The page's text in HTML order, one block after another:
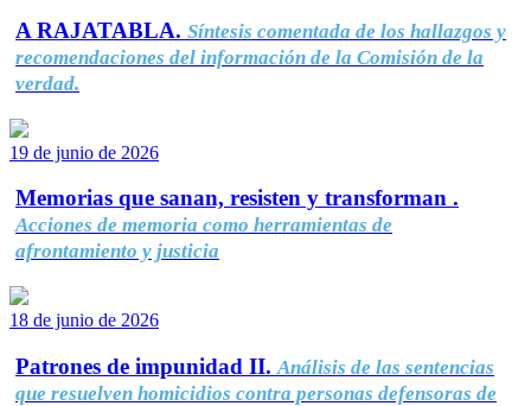
A RAJATABLA. Síntesis comentada de los hallazgos y
recomendaciones del información de la Comisión de la
verdad.
19 de junio de 2026
Memorias que sanan, resisten y transforman .
Acciones de memoria como herramientas de
afrontamiento y justicia
18 de junio de 2026
Patrones de impunidad II. Análisis de las sentencias
que resuelven homicidios contra personas defensoras de